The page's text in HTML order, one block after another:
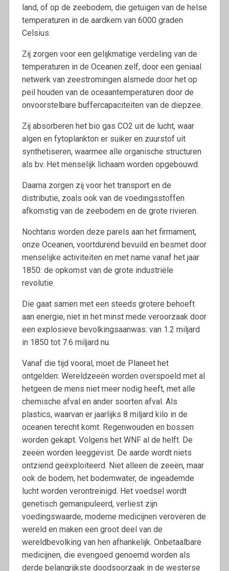
land, of op de zeebodem, die getuigen van de helse
temperaturen in de aardkern van 6000 graden
Celsius.
Zij zorgen voor een gelijkmatige verdeling van de
temperaturen in de Oceanen zelf, door een geniaal
netwerk van zeestromingen alsmede door het op
peil houden van de oceaantemperaturen door de
onvoorstelbare buffercapaciteiten van de diepzee.
Zij absorberen het bio gas CO2 uit de lucht, waar
algen en fytoplankton er suiker en zuurstof uit
synthetiseren, waarmee alle organische structuren
als bv. Het menselijk lichaam worden opgebouwd.
Daarna zorgen zij voor het transport en de
distributie, zoals ook van de voedingsstoffen
afkomstig van de zeebodem en de grote rivieren.
Nochtans worden deze parels aan het firmament,
onze Oceanen, voortdurend bevuild en besmet door
menselijke activiteiten en met name vanaf het jaar
1850: de opkomst van de grote industriële
revolutie.
Die gaat samen met een steeds grotere behoeft
aan energie, niet in het minst mede veroorzaak door
een explosieve bevolkingsaanwas: van 1.2 miljard
in 1850 tot 7.6 miljard nu.
Vanaf die tijd vooral, moet de Planeet het
ontgelden: Wereldzeeën worden overspoeld met al
hetgeen de mens niet meer nodig heeft, met alle
chemische afval en ander soorten afval. Als
plastics, waarvan er jaarlijks 8 miljard kilo in de
oceanen terecht komt. Regenwouden en bossen
worden gekapt. Volgens het WNF al de helft. De
zeeën worden leeggevist. De aarde wordt niets
ontziend geëxploiteerd. Niet alleen de zeeën, maar
ook de bodem, het bodemwater, de ingeademde
lucht worden verontreinigd. Het voedsel wordt
genetisch gemanipuleerd, verliest zijn
voedingswaarde, moderne medicijnen veroveren de
wereld en maken een groot deel van de
wereldbevolking van hen afhankelijk. Onbetaalbare
medicijnen, die evengoed genoemd worden als
derde belangrijkste doodsoorzaak in de westerse